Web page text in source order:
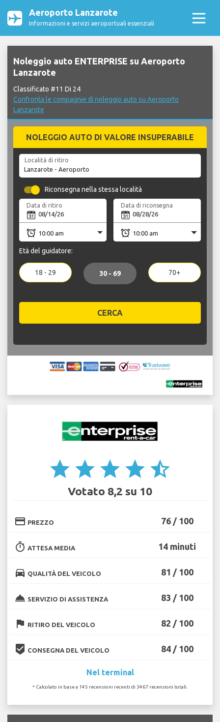
Aeroporto Lanzarote
Informazioni e servizi aeroportuali essenziali
Noleggio auto ENTERPRISE su Aeroporto
Lanzarote
Classificato #11 Di 24
Confronta le compagnie di noleggio auto su Aeroporto
Lanzarote
NOLEGGIO AUTO DI VALORE INSUPERABILE
Località di ritiro
Riconsegna nella stessa località
Data di ritiro Data di riconsegna
Età del guidatore:
18 - 29 30 - 69 70+
CERCA
star star star star star_half
Votato 8,2 su 10
credit_card PREZZO 76 / 100
timer ATTESA MEDIA 14 minuti
directions_car QUALITÀ DEL VEICOLO 81 / 100
room_service SERVIZIO DI ASSISTENZA 83 / 100
flag RITIRO DEL VEICOLO 82 / 100
beenhere CONSEGNA DEL VEICOLO 84 / 100
Nel terminal
* Calcolato in base a 145 recensioni recenti di 3467 recensioni totali.